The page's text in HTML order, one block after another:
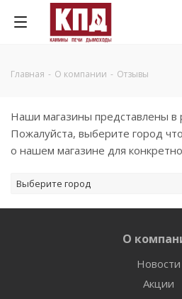
Главная - О компании - Отзывы
Наши магазины представлены в
Пожалуйста, выберите город
о нашем магазине для
Выберите город
О
Новости
Акции